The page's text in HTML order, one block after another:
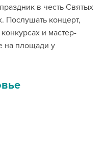
в честь Святых
Послушать концерт,
и мастер-
на площади у